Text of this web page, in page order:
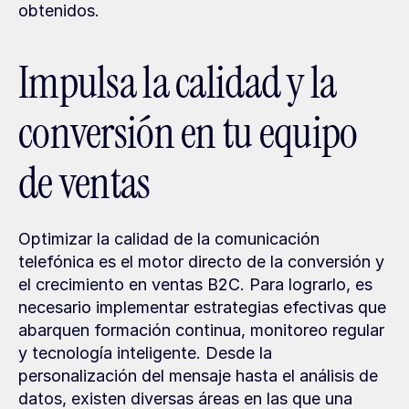
obtenidos.
Impulsa la calidad y la
conversión en tu equipo
de ventas
Optimizar la calidad de la comunicación
telefónica es el motor directo de la conversión y
el crecimiento en ventas B2C. Para lograrlo, es
necesario implementar estrategias efectivas que
abarquen formación continua, monitoreo regular
y tecnología inteligente. Desde la
personalización del mensaje hasta el análisis de
datos, existen diversas áreas en las que una